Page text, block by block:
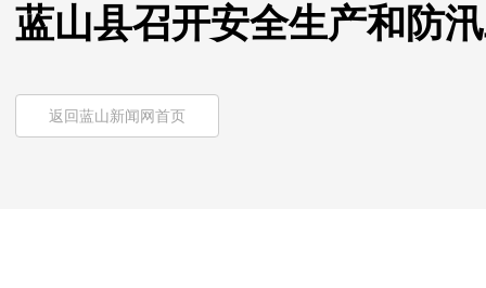
蓝山县召开安全生产和防
返回蓝山新闻网首页